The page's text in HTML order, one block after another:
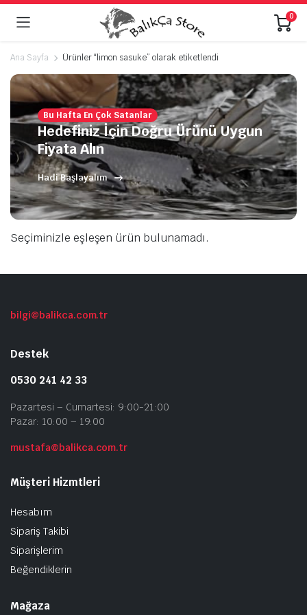
0
Ana Sayfa Ürünler “limon sasuke” olarak etiketlendi
Bu Hafta En Çok Satanlar
Hedefiniz İçin Doğru Ürünü Uygun
Fiyata Alın
Hadi Başlayalım
Seçiminizle eşleşen ürün bulunamadı.
bilgi@balikca.com.tr
Destek
0530 241 42 33
Pazartesi – Cumartesi: 9:00-21:00
Pazar: 10:00 – 19:00
mustafa@balikca.com.tr
Müşteri Hizmtleri
Hesabım
Sipariş Takibi
Siparişlerim
Beğendiklerin
Mağaza